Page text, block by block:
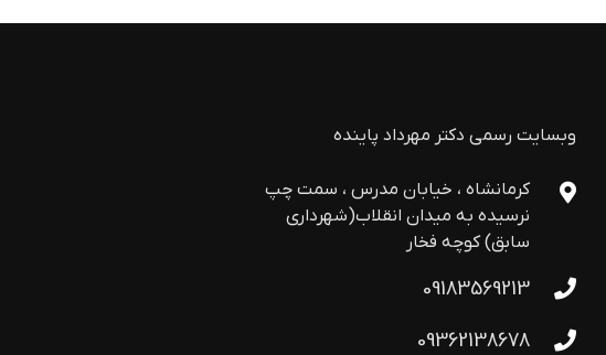
وبسایت رسمی دکتر مهرداد پاینده
کرمانشاه ، خیابان مدرس ، سمت چپ
نرسیده به میدان انقلاب(شهرداری
سابق) کوچه فخار
09183569213
09362138678